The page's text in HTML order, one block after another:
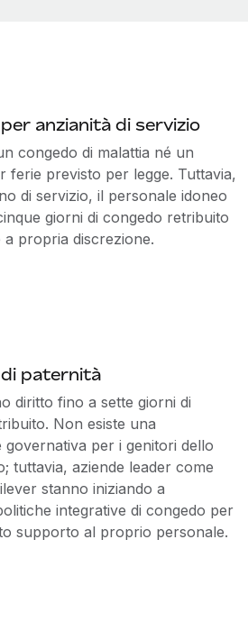
anzianità di servizio
congedo di malattia né un
ferie previsto per legge. Tuttavia,
di servizio, il personale idoneo
giorni di congedo retribuito
a propria discrezione.
paternità
diritto fino a sette giorni di
Non esiste una
governativa per i genitori dello
tuttavia, aziende leader come
stanno iniziando a
integrative di congedo per
supporto al proprio personale.